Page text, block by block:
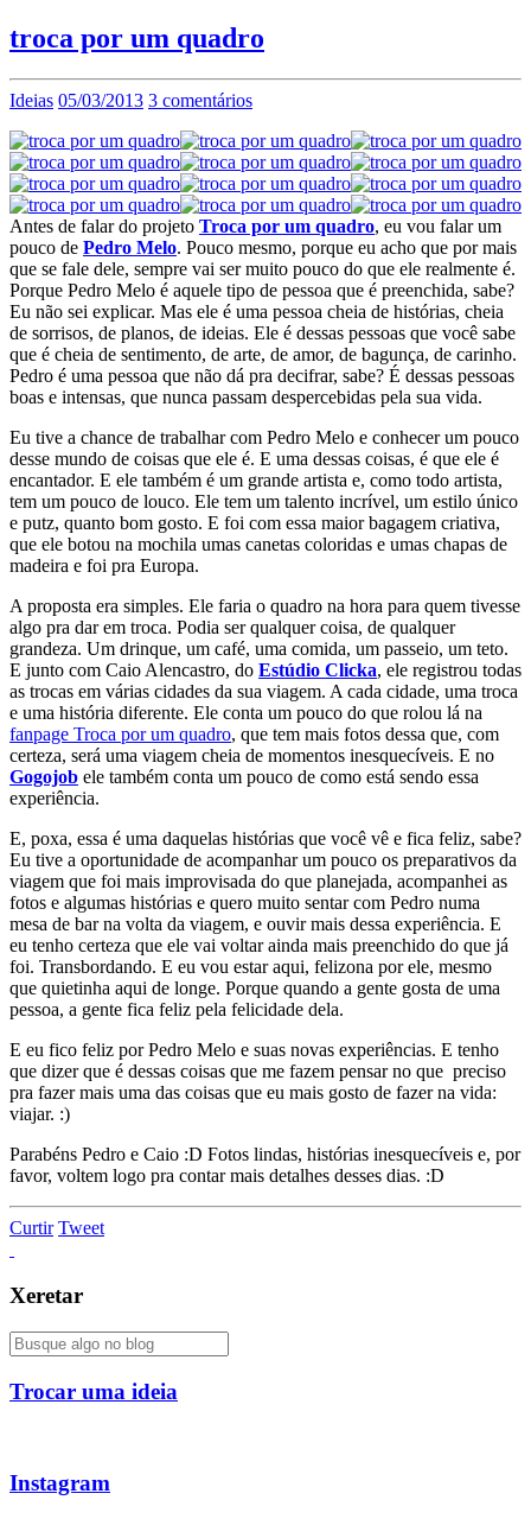
troca por um quadro
Ideias 05/03/2013 3 comentários
Antes de falar do projeto Troca por um quadro, eu vou falar um
pouco de Pedro Melo. Pouco mesmo, porque eu acho que por mais
que se fale dele, sempre vai ser muito pouco do que ele realmente é.
Porque Pedro Melo é aquele tipo de pessoa que é preenchida, sabe?
Eu não sei explicar. Mas ele é uma pessoa cheia de histórias, cheia
de sorrisos, de planos, de ideias. Ele é dessas pessoas que você sabe
que é cheia de sentimento, de arte, de amor, de bagunça, de carinho.
Pedro é uma pessoa que não dá pra decifrar, sabe? É dessas pessoas
boas e intensas, que nunca passam despercebidas pela sua vida.
Eu tive a chance de trabalhar com Pedro Melo e conhecer um pouco
desse mundo de coisas que ele é. E uma dessas coisas, é que ele é
encantador. E ele também é um grande artista e, como todo artista,
tem um pouco de louco. Ele tem um talento incrível, um estilo único
e putz, quanto bom gosto. E foi com essa maior bagagem criativa,
que ele botou na mochila umas canetas coloridas e umas chapas de
madeira e foi pra Europa.
A proposta era simples. Ele faria o quadro na hora para quem tivesse
algo pra dar em troca. Podia ser qualquer coisa, de qualquer
grandeza. Um drinque, um café, uma comida, um passeio, um teto.
E junto com Caio Alencastro, do Estúdio Clicka, ele registrou todas
as trocas em várias cidades da sua viagem. A cada cidade, uma troca
e uma história diferente. Ele conta um pouco do que rolou lá na
fanpage Troca por um quadro, que tem mais fotos dessa que, com
certeza, será uma viagem cheia de momentos inesquecíveis. E no
Gogojob ele também conta um pouco de como está sendo essa
experiência.
E, poxa, essa é uma daquelas histórias que você vê e fica feliz, sabe?
Eu tive a oportunidade de acompanhar um pouco os preparativos da
viagem que foi mais improvisada do que planejada, acompanhei as
fotos e algumas histórias e quero muito sentar com Pedro numa
mesa de bar na volta da viagem, e ouvir mais dessa experiência. E
eu tenho certeza que ele vai voltar ainda mais preenchido do que já
foi. Transbordando. E eu vou estar aqui, felizona por ele, mesmo
que quietinha aqui de longe. Porque quando a gente gosta de uma
pessoa, a gente fica feliz pela felicidade dela.
E eu fico feliz por Pedro Melo e suas novas experiências. E tenho
que dizer que é dessas coisas que me fazem pensar no que preciso
pra fazer mais uma das coisas que eu mais gosto de fazer na vida:
viajar. :)
Parabéns Pedro e Caio :D Fotos lindas, histórias inesquecíveis e, por
favor, voltem logo pra contar mais detalhes desses dias. :D
Curtir Tweet
Xeretar
Trocar uma ideia
Instagram